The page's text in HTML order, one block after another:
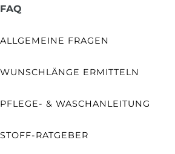
FAQ
ALLGEMEINE FRAGEN
WUNSCHLÄNGE ERMITTELN
PFLEGE- & WASCHANLEITUNG
STOFF-RATGEBER